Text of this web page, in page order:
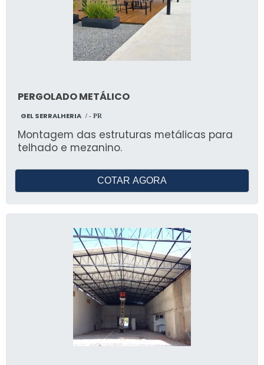
PERGOLADO METÁLICO
GEL SERRALHERIA / - PR
Montagem das estruturas metálicas para
telhado e mezanino.
COTAR AGORA